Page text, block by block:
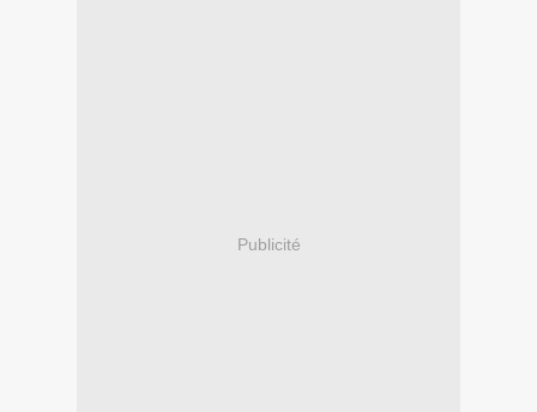
Publicité